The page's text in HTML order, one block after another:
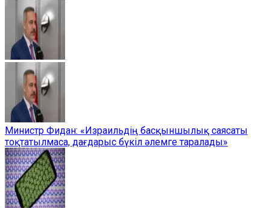
Министр Фидан: «Израильдің басқыншылық саясаты
тоқтатылмаса, дағдарыс бүкіл әлемге таралады»